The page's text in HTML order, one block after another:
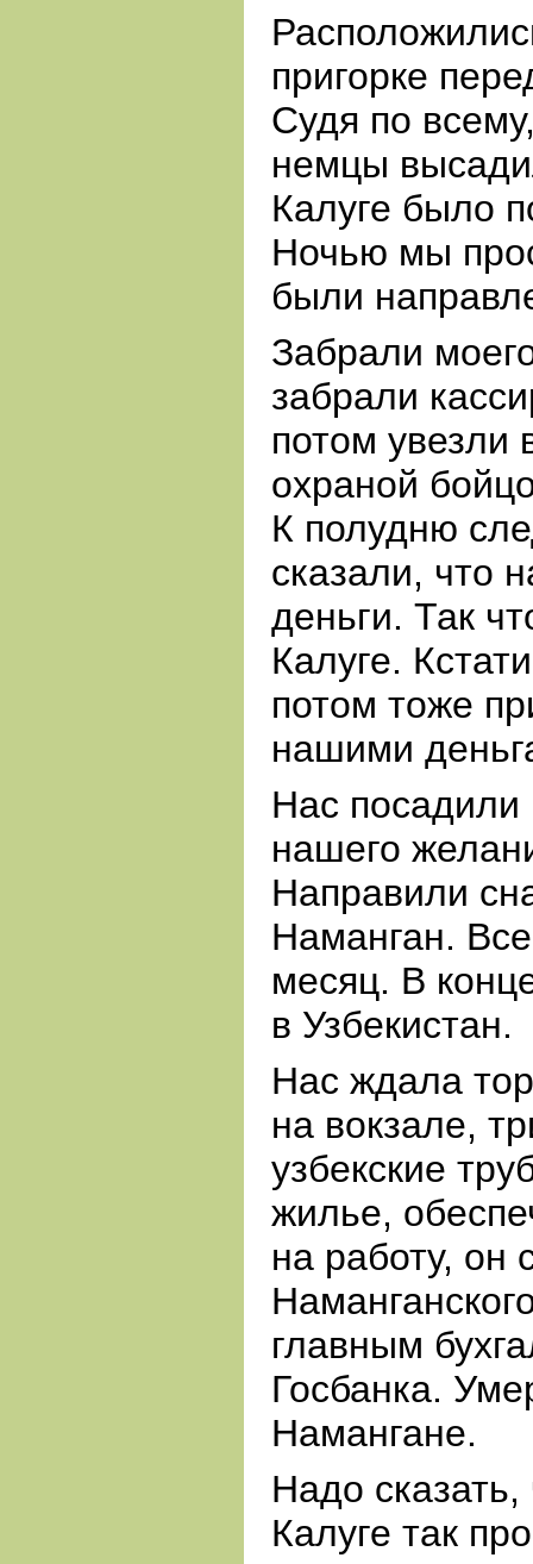
пригорке
Судя по
немцы
Калуге было
Ночью мы
были
Забрали
забрали
потом увезли
охраной
К полудню
сказали, что
деньги. Так
Калуге.
потом тоже
нашими
Нас
нашего
Направили
Наманган.
месяц. В
в Узбекистан.
Нас ждала
на вокзале,
узбекские
жилье,
на работу, он
главным
Госбанка.
Намангане.
Надо сказать,
Калуге так